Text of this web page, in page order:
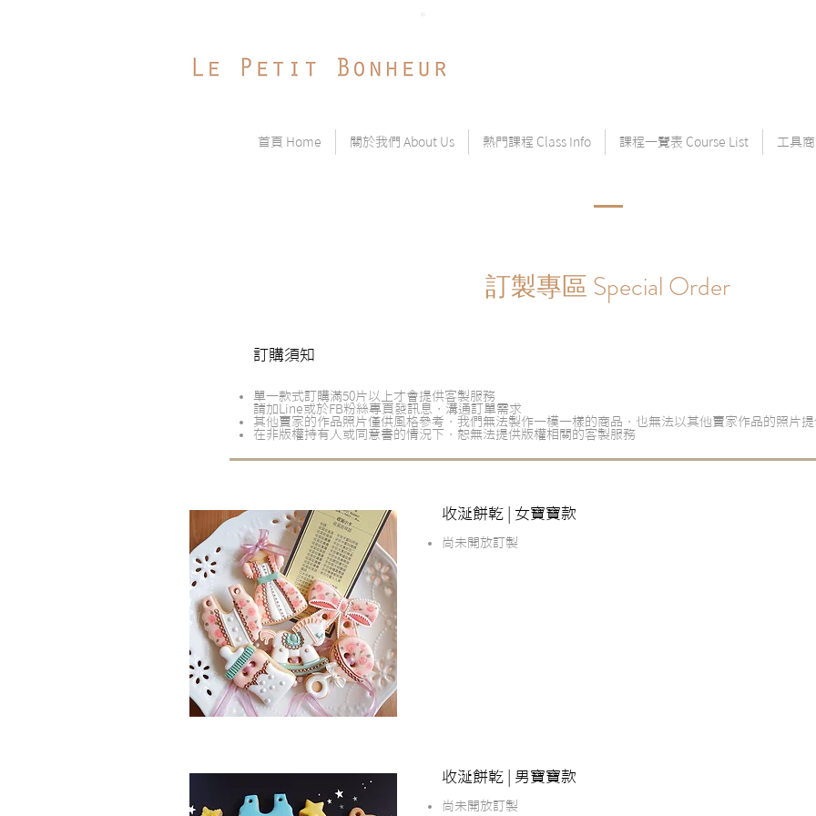
首頁 Home 關於我們 About Us 熱門課程 Class Info 課程一覽表 Course List 工具
訂製專區 Special Order
訂購須知
單一款式訂購滿50片以上才會提供客製服務
請加Line或於FB粉絲專頁發訊息，溝通訂單需求
其他賣家的作品照片僅供風格參考，我們無法製作一模一樣的商品，也無法以其他賣家作品的照片
在非版權持有人或同意書的情況下，恕無法提供版權相關的客製服務
收涎餅乾 | 女寶寶款
尚未開放訂製
收涎餅乾 | 男寶寶款
尚未開放訂製